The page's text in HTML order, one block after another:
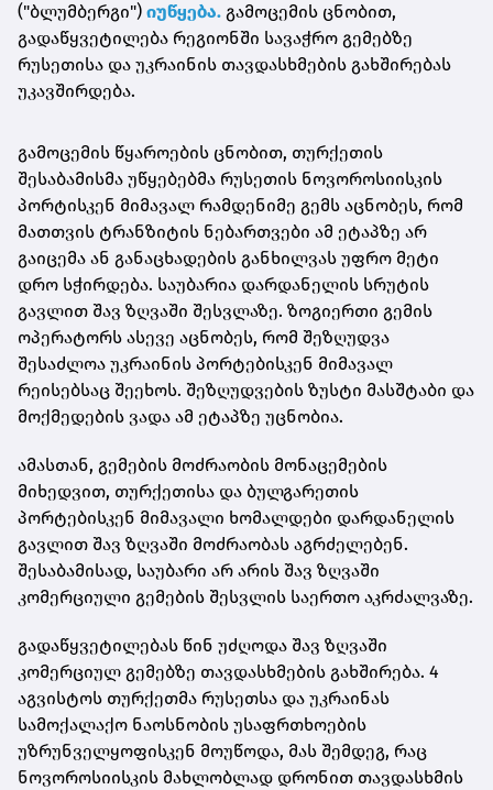
("ბლუმბერგი") იუწყება. გამოცემის ცნობით,
გადაწყვეტილება რეგიონში სავაჭრო გემებზე
რუსეთისა და უკრაინის თავდასხმების გახშირებას
უკავშირდება.
გამოცემის წყაროების ცნობით, თურქეთის
შესაბამისმა უწყებებმა რუსეთის ნოვოროსიისკის
პორტისკენ მიმავალ რამდენიმე გემს აცნობეს, რომ
მათთვის ტრანზიტის ნებართვები ამ ეტაპზე არ
გაიცემა ან განაცხადების განხილვას უფრო მეტი
დრო სჭირდება. საუბარია დარდანელის სრუტის
გავლით შავ ზღვაში შესვლაზე. ზოგიერთი გემის
ოპერატორს ასევე აცნობეს, რომ შეზღუდვა
შესაძლოა უკრაინის პორტებისკენ მიმავალ
რეისებსაც შეეხოს. შეზღუდვების ზუსტი მასშტაბი და
მოქმედების ვადა ამ ეტაპზე უცნობია.
ამასთან, გემების მოძრაობის მონაცემების
მიხედვით, თურქეთისა და ბულგარეთის
პორტებისკენ მიმავალი ხომალდები დარდანელის
გავლით შავ ზღვაში მოძრაობას აგრძელებენ.
შესაბამისად, საუბარი არ არის შავ ზღვაში
კომერციული გემების შესვლის საერთო აკრძალვაზე.
გადაწყვეტილებას წინ უძღოდა შავ ზღვაში
კომერციულ გემებზე თავდასხმების გახშირება. 4
აგვისტოს თურქეთმა რუსეთსა და უკრაინას
სამოქალაქო ნაოსნობის უსაფრთხოების
უზრუნველყოფისკენ მოუწოდა, მას შემდეგ, რაც
ნოვოროსიისკის მახლობლად დრონით თავდასხმის